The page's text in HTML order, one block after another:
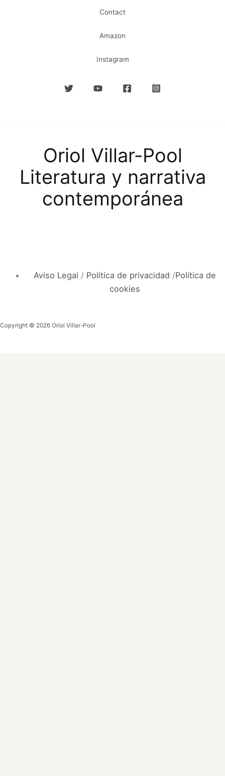
Contact
Amazon
Instagram
Oriol Villar-Pool
Literatura y narrativa
contemporánea
Aviso Legal / Política de privacidad /Política de
cookies
Copyright © 2026 Oriol Villar-Pool